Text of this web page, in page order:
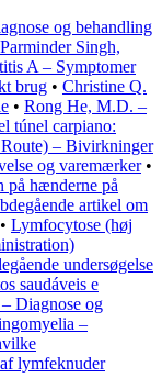
og behandling
Parminder Singh,
A – Symptomer
brug • Christine Q.
• Rong He, M.D. –
túnel carpiano:
– Bivirkninger
og varemærker•
på hænderne på
artikel om
• Lymfocytose (høj
undersøgelse
saudáveis e
Diagnose og
–
lymfeknuder